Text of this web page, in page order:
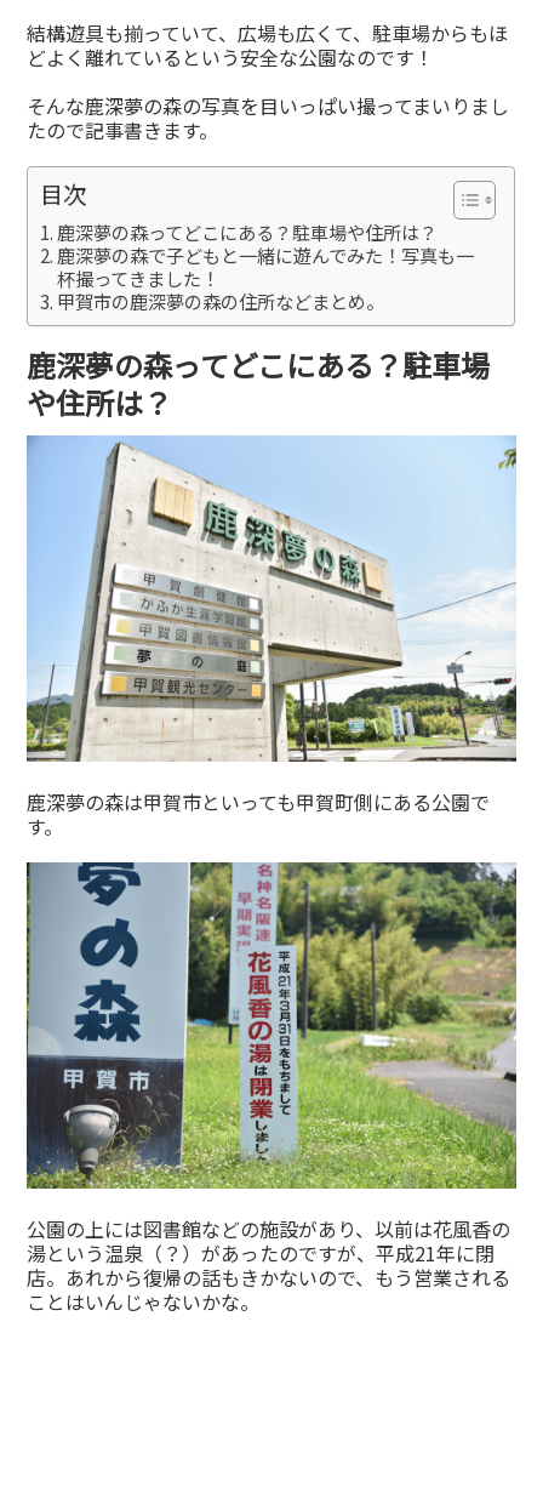
結構遊具も揃っていて、広場も広くて、駐車場からもほ
どよく離れているという安全な公園なのです！
そんな鹿深夢の森の写真を目いっぱい撮ってまいりまし
たので記事書きます。
目次
鹿深夢の森ってどこにある？駐車場や住所は？
鹿深夢の森で子どもと一緒に遊んでみた！写真も一
杯撮ってきました！
甲賀市の鹿深夢の森の住所などまとめ。
鹿深夢の森ってどこにある？駐車場
や住所は？
鹿深夢の森は甲賀市といっても甲賀町側にある公園で
す。
公園の上には図書館などの施設があり、以前は花風香の
湯という温泉（？）があったのですが、平成21年に閉
店。あれから復帰の話もきかないので、もう営業される
ことはいんじゃないかな。